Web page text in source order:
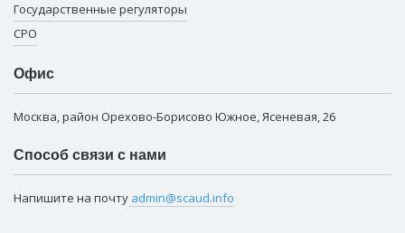
Государственные регуляторы
СРО
Офис
Москва, район Орехово-Борисово Южное, Ясеневая, 26
Способ связи с нами
Напишите на почту admin@scaud.info